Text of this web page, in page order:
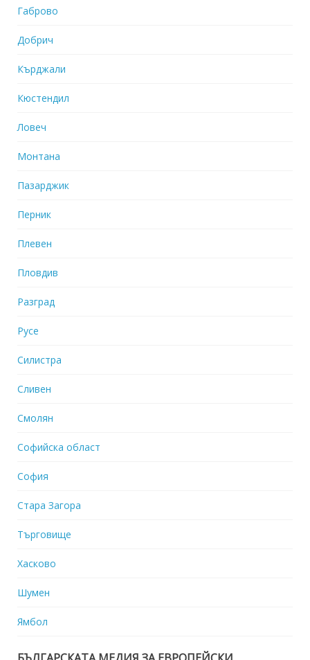
Габрово
Добрич
Кърджали
Кюстендил
Ловеч
Монтана
Пазарджик
Перник
Плевен
Пловдив
Разград
Русе
Силистра
Сливен
Смолян
Софийска област
София
Стара Загора
Търговище
Хасково
Шумен
Ямбол